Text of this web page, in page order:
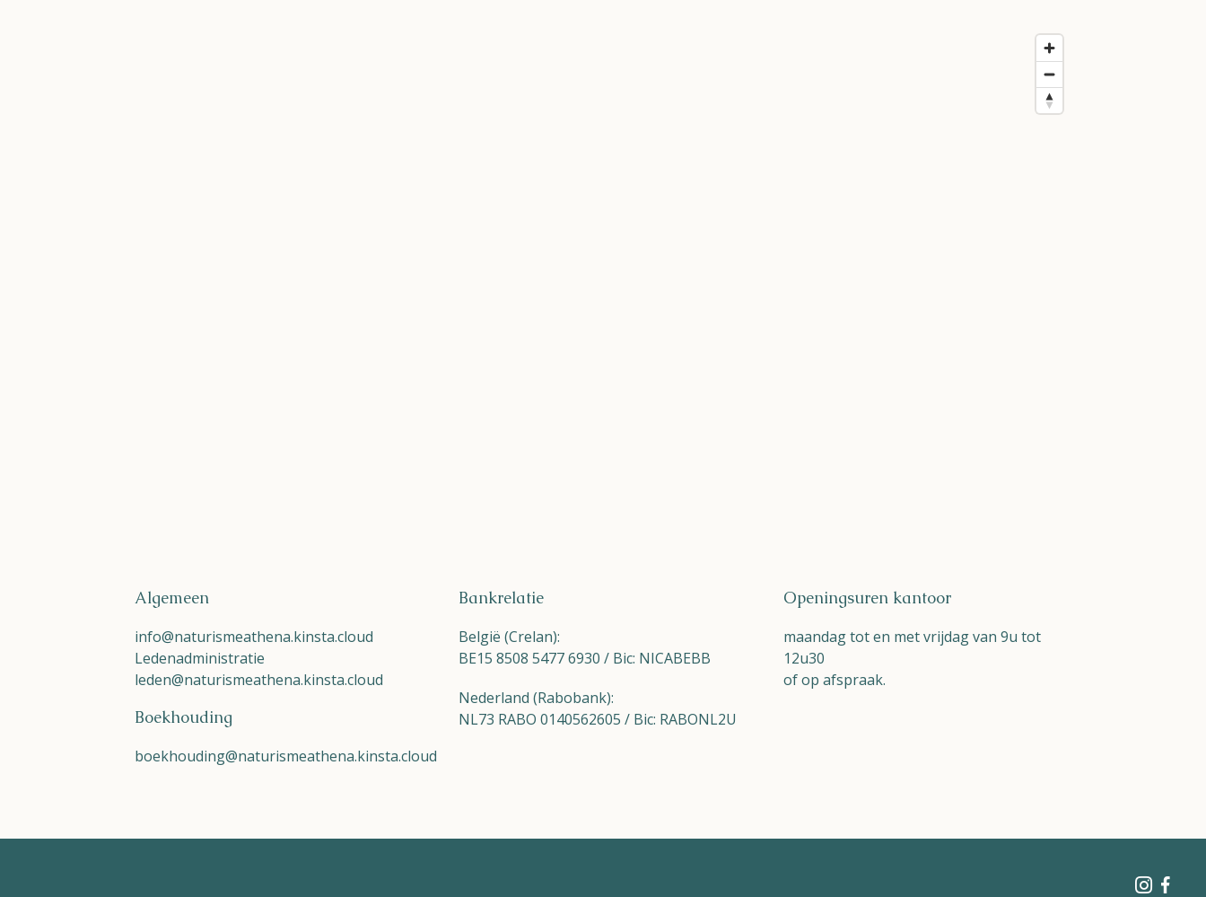
Algemeen
info@naturismeathena.kinsta.cloud
Ledenadministratie
leden@naturismeathena.kinsta.cloud
Boekhouding
boekhouding@naturismeathena.kinsta.cloud
Bankrelatie
België (Crelan):
BE15 8508 5477 6930 / Bic: NICABEBB
Nederland (Rabobank):
NL73 RABO 0140562605 / Bic: RABONL2U
Openingsuren kantoor
maandag tot en met vrijdag van 9u tot
12u30
of op afspraak.